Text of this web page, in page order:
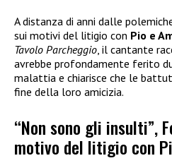
A distanza di anni dalle
sui motivi del litigio con Pio e
Tavolo Parcheggio , il cantante
avrebbe profondamente ferito
malattia e chiarisce che le
fine della loro amicizia.
“Non sono gli insulti”,
motivo del litigio con